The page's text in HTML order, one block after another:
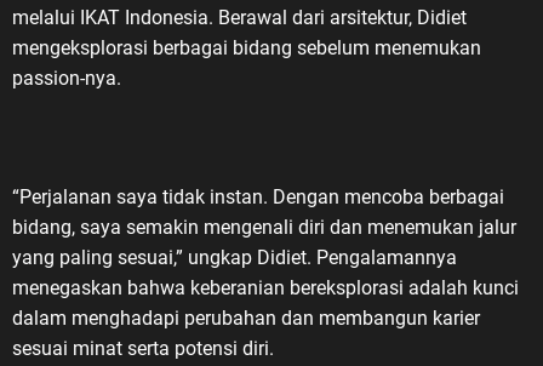
melalui IKAT Indonesia. Berawal dari arsitektur, Didiet
mengeksplorasi berbagai bidang sebelum menemukan
passion-nya.
“Perjalanan saya tidak instan. Dengan mencoba berbagai
bidang, saya semakin mengenali diri dan menemukan jalur
yang paling sesuai,” ungkap Didiet. Pengalamannya
menegaskan bahwa keberanian bereksplorasi adalah kunci
dalam menghadapi perubahan dan membangun karier
sesuai minat serta potensi diri.